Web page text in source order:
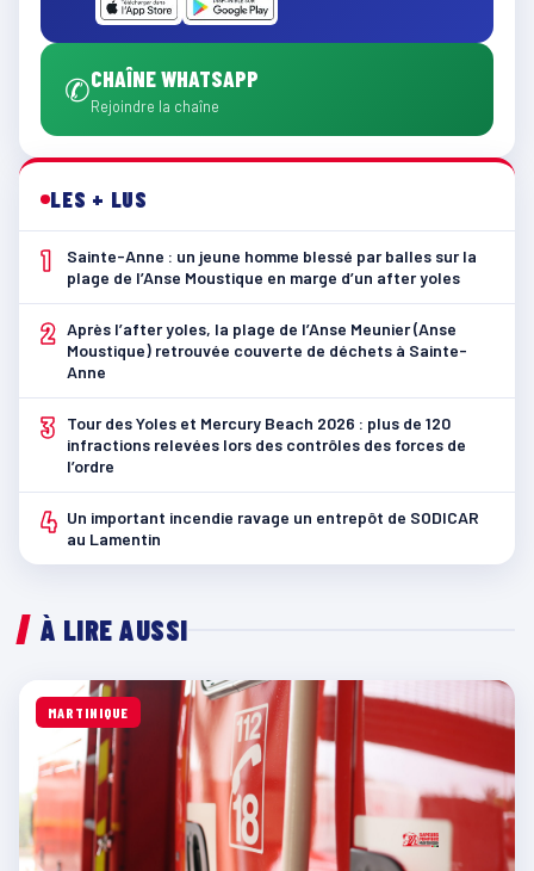
✆CHAÎNE WHATSAPP
Rejoindre la chaîne
LES + LUS
1
Sainte-Anne : un jeune homme blessé par balles sur la
plage de l’Anse Moustique en marge d’un after yoles
2 Après l’after yoles, la plage de l’Anse Meunier (Anse
Moustique) retrouvée couverte de déchets à Sainte-
Anne
3
Tour des Yoles et Mercury Beach 2026 : plus de 120
infractions relevées lors des contrôles des forces de
l’ordre
4 Un important incendie ravage un entrepôt de SODICAR
au Lamentin
À LIRE AUSSI
MARTINIQUE